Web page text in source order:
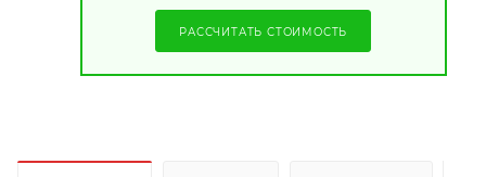
РАССЧИТАТЬ СТОИМОСТЬ